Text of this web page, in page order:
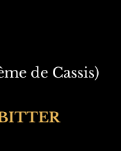
de Cassis)